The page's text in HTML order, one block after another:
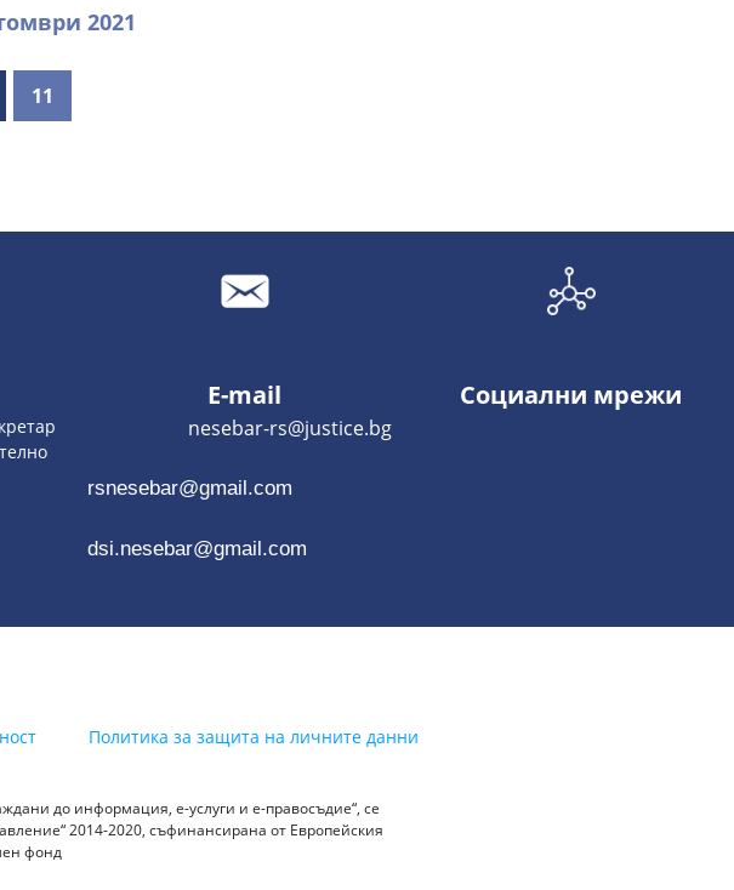
2021
11
E-mail
nesebar-rs@justice.bg
rsnesebar@gmail.com
dsi.nesebar@gmail.com
Социални мрежи
Политика за защита на личните данни
до информация, е-услуги и е-правосъдие“, се
2014-2020, съфинансирана от Европейския
фонд